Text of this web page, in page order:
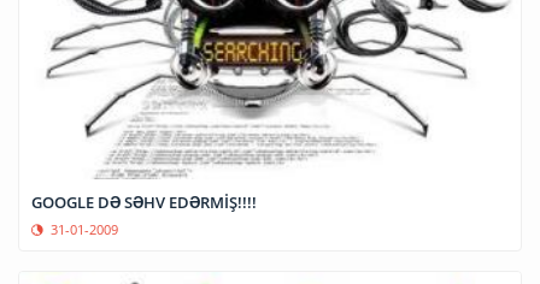
GOOGLE DƏ SƏHV EDƏRMİŞ!!!!
31-01-2009